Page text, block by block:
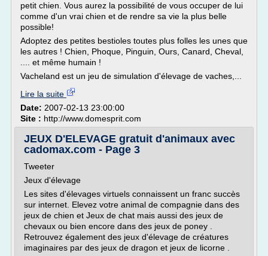
petit chien. Vous aurez la possibilité de vous occuper de lui
comme d'un vrai chien et de rendre sa vie la plus belle
possible!
Adoptez des petites bestioles toutes plus folles les unes que
les autres ! Chien, Phoque, Pinguin, Ours, Canard, Cheval,
.... et même humain !
Vacheland est un jeu de simulation d'élevage de vaches,...
Lire la suite
Date: 2007-02-13 23:00:00
Site : http://www.domesprit.com
JEUX D'ELEVAGE gratuit d'animaux avec
cadomax.com - Page 3
Tweeter
Jeux d'élevage
Les sites d'élevages virtuels connaissent un franc succès
sur internet. Elevez votre animal de compagnie dans des
jeux de chien et Jeux de chat mais aussi des jeux de
chevaux ou bien encore dans des jeux de poney .
Retrouvez également des jeux d'élevage de créatures
imaginaires par des jeux de dragon et jeux de licorne .